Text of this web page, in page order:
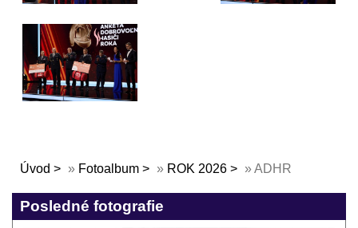
Úvod » Fotoalbum » ROK 2026 »ADHR
Posledné fotografie